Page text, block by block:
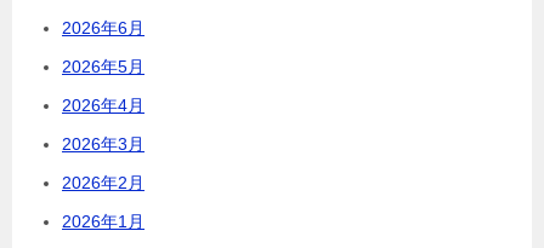
2026年6月
2026年5月
2026年4月
2026年3月
2026年2月
2026年1月